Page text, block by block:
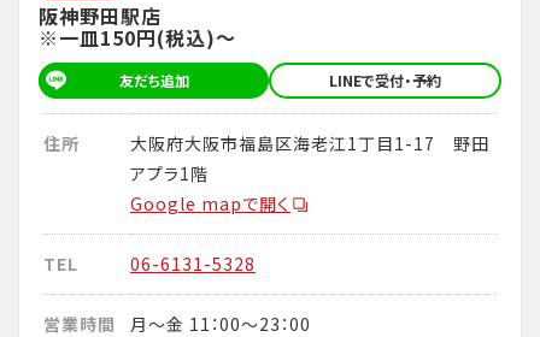
阪神野田駅店
※一皿150円(税込)～
友だち追加 LINEで受付・予約
住所
大阪府大阪市福島区海老江1丁目1-17 野田
アプラ1階
Google mapで開く
TEL 06-6131-5328
営業時間
月～金 11：00～23：00